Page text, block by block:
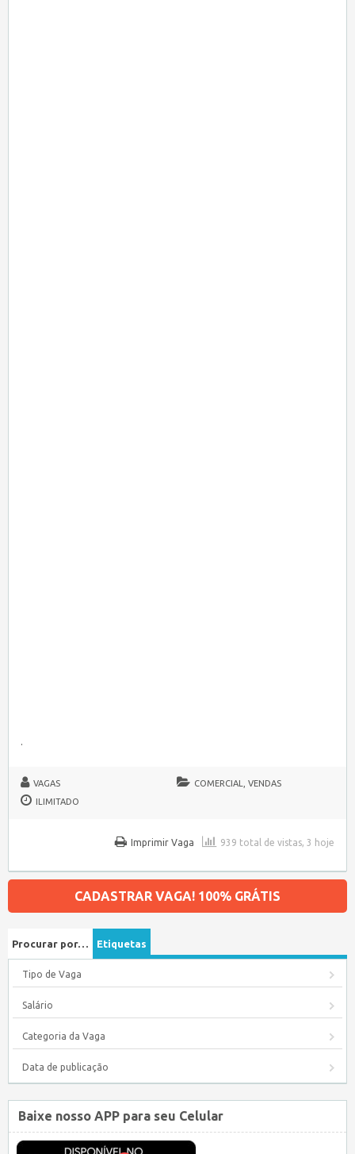
.
VAGAS
COMERCIAL, VENDAS
ILIMITADO
939 total de vistas, 3 hoje
Imprimir Vaga
CADASTRAR VAGA! 100% GRÁTIS
Procurar por… Etiquetas
Tipo de Vaga
Salário
Categoria da Vaga
Data de publicação
Baixe nosso APP para seu Celular